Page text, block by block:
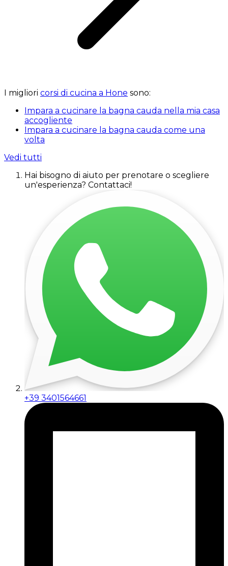
I migliori corsi di cucina a Hone sono:
Impara a cucinare la bagna cauda nella mia casa
accogliente
Impara a cucinare la bagna cauda come una
volta
Vedi tutti
Hai bisogno di aiuto per prenotare o scegliere
un'esperienza? Contattaci!
+39 3401564661